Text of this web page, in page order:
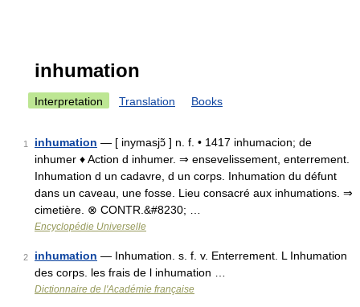
inhumation
Interpretation Translation Books
1 inhumation — [ inymasjɔ̃ ] n. f. • 1417 inhumacion; de
inhumer ♦ Action d inhumer. ⇒ ensevelissement, enterrement.
Inhumation d un cadavre, d un corps. Inhumation du défunt
dans un caveau, une fosse. Lieu consacré aux inhumations. ⇒
cimetière. ⊗ CONTR.&#8230; …
Encyclopédie Universelle
2 inhumation — Inhumation. s. f. v. Enterrement. L Inhumation
des corps. les frais de l inhumation …
Dictionnaire de l'Académie française